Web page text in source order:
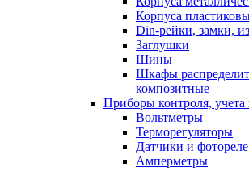
Корпуса
Din-рейки, замки,
Заглушки
Шины
Шкафы
композитные
Приборы контроля, учета
Вольтметры
Терморегуляторы
Датчики и фотореле
Амперметры